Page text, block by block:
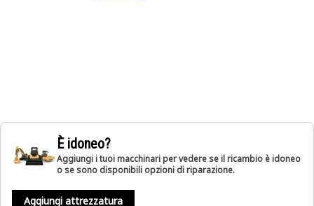
È idoneo?
Aggiungi i tuoi macchinari per vedere se il ricambio è idoneo
o se sono disponibili opzioni di riparazione.
Aggiungi attrezzatura